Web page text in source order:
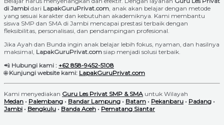
di Jambi dari LapakGuruPrivat.com , anak akan belajar dengan metode
yang sesuai karakter dan kebutuhan akademiknya. Kami membantu
siswa SMP dan SMA di Jambi mencapai prestasi terbaik dengan
fleksibilitas, personalisasi, dan pendampingan profesional.
Jika Ayah dan Bunda ingin anak belajar lebih fokus, nyaman, dan hasilnya
maksimal, LapakGuruPrivat.com siap menjadi solusi terbaik.
📲 Hubungi kami : +62 858-9452-5108
🌐Kunjungi website kami: LapakGuruPrivat.com
Kami menyediakan Guru Les Privat SMP & SMA untuk Wilayah
Medan • Palembang • Bandar Lampung • Batam • Pekanbaru • Padang •
Jambi • Bengkulu • Banda Aceh • Pematang Siantar